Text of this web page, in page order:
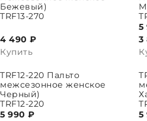
Бежевый)
TRF13-270
4 490 ₽
Купить
5
3
TRF12-220 Пальто
межсезонное женское
Черный)
TRF12-220
5 990 ₽
ВЫБРАТЬ
5